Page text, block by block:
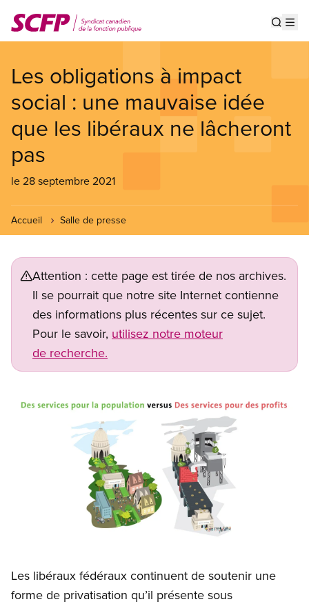
au
contenu
Les obligations à impact
social : une mauvaise idée
que les libéraux ne lâcheront
pas
le 28 septembre 2021
Accueil Salle de presse
Attention : cette page est tirée de nos archives.
Il se pourrait que notre site Internet contienne
des informations plus récentes sur ce sujet.
Pour le savoir, utilisez notre moteur
de recherche.
Image
Les libéraux fédéraux continuent de soutenir une
forme de privatisation qu’il présente sous